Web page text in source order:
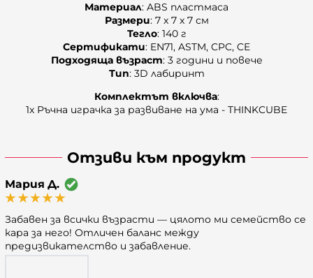
Отзиви към продукт
Мария Д.
Забавен за всички възрасти — цялото ми семейство се
кара за него! Отличен баланс между
предизвикателство и забавление.
Материал: ABS пластмаса
Размери: 7 x 7 x 7 см
Тегло: 140 г
Сертификати: EN71, ASTM, CPC, CE
Подходяща възраст: 3 години и повече
Тип: 3D лабиринт
Комплектът включва:
1x Ръчна играчка за развиване на ума - THINKCUBE